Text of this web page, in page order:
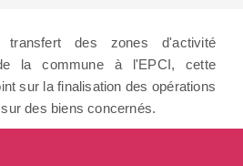
des zones d'activité
la commune à l'EPCI, cette
sur la finalisation des opérations
des biens concernés.